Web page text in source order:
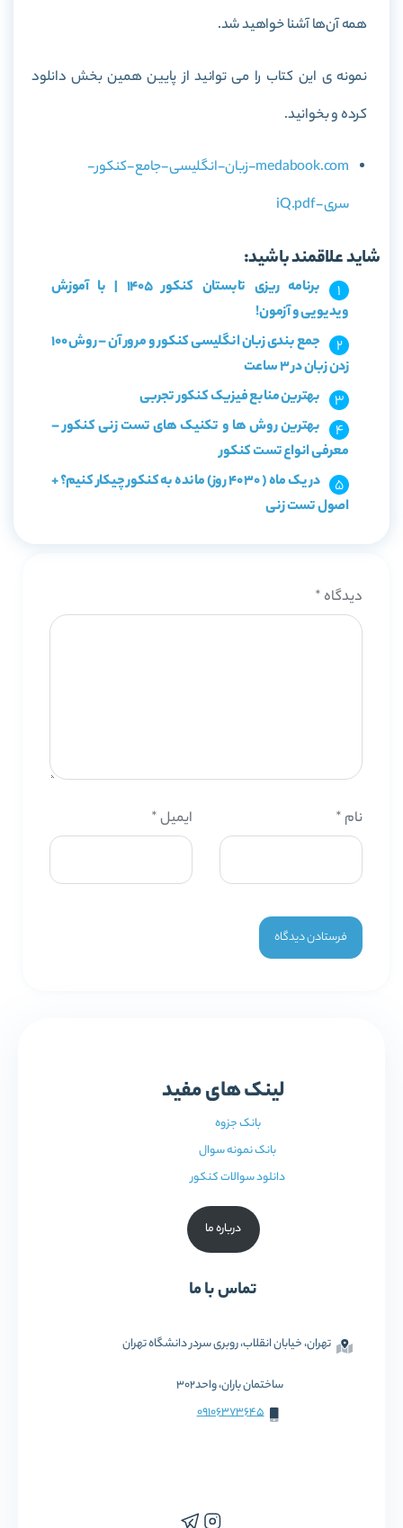
همه آن‌ها آشنا خواهید شد.
نمونه ی این کتاب را می توانید از پایین همین بخش دانلود
کرده و بخوانید.
medabook.com-زبان-انگلیسی-جامع-کنکور-
سری-iQ.pdf
شاید علاقمند باشید:
برنامه ریزی تابستان کنکور 1405 | با آموزش
ویدیویی و آزمون!
جمع بندی زبان انگلیسی کنکور و مرور آن – روش 100
زدن زبان در 3 ساعت
بهترین منابع فیزیک کنکور تجربی
بهترین روش ها و تکنیک های تست زنی کنکور –
معرفی انواع تست کنکور
در یک ماه ( 30 40 روز) مانده به کنکور چیکار کنیم؟ +
اصول تست زنی
دیدگاه *
نام * ایمیل*
لینک های مفید
بانک جزوه
بانک نمونه سوال
دانلود سوالات کنکور
درباره ما
تماس با ما
تهران، خیابان انقلاب، روبری سردر دانشگاه تهران
ساختمان باران، واحد302
09106373645